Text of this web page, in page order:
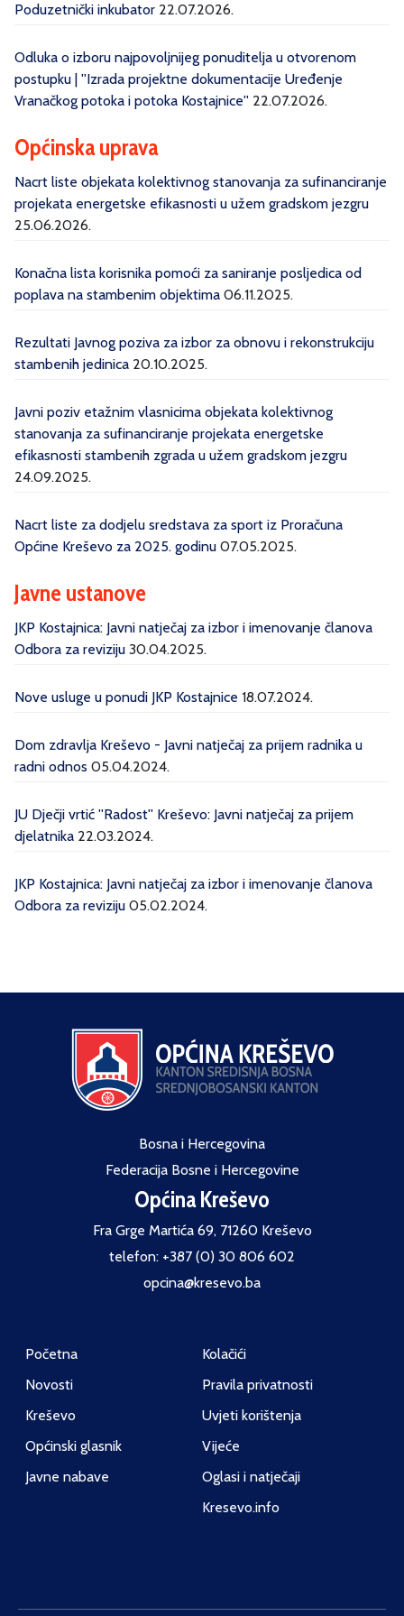
Poduzetnički inkubator 22.07.2026.
Odluka o izboru najpovoljnijeg ponuditelja u otvorenom
postupku | ''Izrada projektne dokumentacije Uređenje
Vranačkog potoka i potoka Kostajnice'' 22.07.2026.
Općinska uprava
Nacrt liste objekata kolektivnog stanovanja za sufinanciranje
projekata energetske efikasnosti u užem gradskom jezgru
25.06.2026.
Konačna lista korisnika pomoći za saniranje posljedica od
poplava na stambenim objektima 06.11.2025.
Rezultati Javnog poziva za izbor za obnovu i rekonstrukciju
stambenih jedinica 20.10.2025.
Javni poziv etažnim vlasnicima objekata kolektivnog
stanovanja za sufinanciranje projekata energetske
efikasnosti stambenih zgrada u užem gradskom jezgru
24.09.2025.
Nacrt liste za dodjelu sredstava za sport iz Proračuna
Općine Kreševo za 2025. godinu 07.05.2025.
Javne ustanove
JKP Kostajnica: Javni natječaj za izbor i imenovanje članova
Odbora za reviziju 30.04.2025.
Nove usluge u ponudi JKP Kostajnice 18.07.2024.
Dom zdravlja Kreševo - Javni natječaj za prijem radnika u
radni odnos 05.04.2024.
JU Dječji vrtić ''Radost'' Kreševo: Javni natječaj za prijem
djelatnika 22.03.2024.
JKP Kostajnica: Javni natječaj za izbor i imenovanje članova
Odbora za reviziju 05.02.2024.
Bosna i Hercegovina
Federacija Bosne i Hercegovine
Općina Kreševo
Fra Grge Martića 69, 71260 Kreševo
telefon: +387 (0) 30 806 602
opcina@kresevo.ba
Početna
Novosti
Kreševo
Općinski glasnik
Javne nabave
Kolačići
Pravila privatnosti
Uvjeti korištenja
Vijeće
Oglasi i natječaji
Kresevo.info